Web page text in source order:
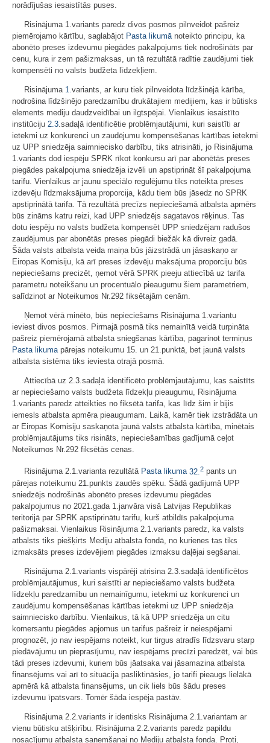
norādījušas iesaistītās puses.
Risinājuma 1.variants paredz divos posmos pilnveidot pašreiz
piemērojamo kārtību, saglabājot Pasta likumānoteikto principu, ka
abonēto preses izdevumu piegādes pakalpojums tiek nodrošināts par
cenu, kura ir zem pašizmaksas, un tā rezultātā radītie zaudējumi tiek
kompensēti no valsts budžeta līdzekļiem.
Risinājuma 1.variants, ar kuru tiek pilnveidota līdzšinējā kārība,
nodrošina līdzšinējo paredzamību drukātajiem medijiem, kas ir būtisks
elements mediju daudzveidībai un ilgtspējai. Vienlaikus iesaistīto
institūciju 2.3.sadaļā identificētie problēmjautājumi, kuri saistīti ar
ietekmi uz konkurenci un zaudējumu kompensēšanas kārtības ietekmi
uz UPP sniedzēja saimniecisko darbību, tiks atrisināti, jo Risinājuma
1.variants dod iespēju SPRK rīkot konkursu arī par abonētās preses
piegādes pakalpojuma sniedzēja izvēli un apstiprināt šī pakalpojuma
tarifu. Vienlaikus ar jaunu speciālo regulējumu tiks noteikta preses
izdevēju līdzmaksājuma proporcija, kādu tiem būs jāsedz no SPRK
apstiprinātā tarifa. Tā rezultātā precīzs nepieciešamā atbalsta apmērs
būs zināms katru reizi, kad UPP sniedzējs sagatavos rēķinus. Tas
dotu iespēju no valsts budžeta kompensēt UPP sniedzējam radušos
zaudējumus par abonētās preses piegādi biežāk kā divreiz gadā.
Šāda valsts atbalsta veida maiņa būs jāizstrādā un jāsaskaņo ar
Eiropas Komisiju, kā arī preses izdevēju maksājuma proporciju būs
nepieciešams precizēt, ņemot vērā SPRK pieeju attiecībā uz tarifa
parametru noteikšanu un procentuālo pieaugumu šiem parametriem,
salīdzinot ar Noteikumos Nr.292 fiksētajām cenām.
Ņemot vērā minēto, būs nepieciešams Risinājuma 1.variantu
ieviest divos posmos. Pirmajā posmā tiks nemainītā veidā turpināta
pašreiz piemērojamā atbalsta sniegšanas kārtība, pagarinot termiņus
Pasta likumapārejas noteikumu 15. un 21.punktā, bet jaunā valsts
atbalsta sistēma tiks ieviesta otrajā posmā.
Attiecībā uz 2.3.sadaļā identificēto problēmjautājumu, kas saistīts
ar nepieciešamo valsts budžeta līdzekļu pieaugumu, Risinājuma
1.variants paredz atteikties no fiksētā tarifa, kas līdz šim ir bijis
iemesls atbalsta apmēra pieaugumam. Laikā, kamēr tiek izstrādāta un
ar Eiropas Komisiju saskaņota jaunā valsts atbalsta kārtība, minētais
problēmjautājums tiks risināts, nepieciešamības gadījumā ceļot
Noteikumos Nr.292 fiksētās cenas.
Risinājuma 2.1.varianta rezultātā Pasta likuma 32. 2 pants un
pārejas noteikumu 21.punkts zaudēs spēku. Šādā gadījumā UPP
sniedzējs nodrošinās abonēto preses izdevumu piegādes
pakalpojumus no 2021.gada 1.janvāra visā Latvijas Republikas
teritorijā par SPRK apstiprinātu tarifu, kurš atbildīs pakalpojuma
pašizmaksai. Vienlaikus Risinājuma 2.1.variants paredz, ka valsts
atbalsts tiks piešķirts Mediju atbalsta fondā, no kurienes tas tiks
izmaksāts preses izdevējiem piegādes izmaksu daļējai segšanai.
Risinājuma 2.1.variants vispārēji atrisina 2.3.sadaļā identificētos
problēmjautājumus, kuri saistīti ar nepieciešamo valsts budžeta
līdzekļu paredzamību un nemainīgumu, ietekmi uz konkurenci un
zaudējumu kompensēšanas kārtības ietekmi uz UPP sniedzēja
saimniecisko darbību. Vienlaikus, tā kā UPP sniedzēja un citu
komersantu piegādes apjomus un tarifus pašreiz ir neiespējami
prognozēt, jo nav iespējams noteikt, kur tirgus atradīs līdzsvaru starp
piedāvājumu un pieprasījumu, nav iespējams precīzi paredzēt, vai būs
tādi preses izdevumi, kuriem būs jāatsaka vai jāsamazina atbalsta
finansējums vai arī to situācija pasliktināsies, jo tarifi pieaugs lielākā
apmērā kā atbalsta finansējums, un cik liels būs šādu preses
izdevumu īpatsvars. Tomēr šāda iespēja pastāv.
Risinājuma 2.2.variants ir identisks Risinājuma 2.1.variantam ar
vienu būtisku atšķirību. Risinājuma 2.2.variants paredz papildu
nosacījumu atbalsta saņemšanai no Mediju atbalsta fonda. Proti,